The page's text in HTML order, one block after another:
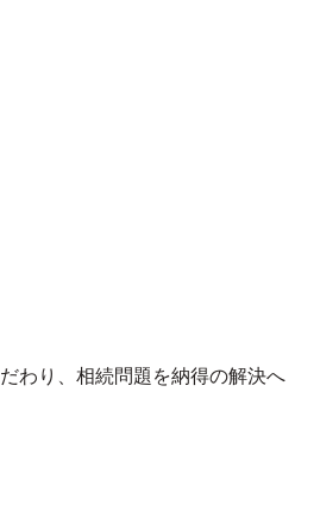
わり、相続問題を納得の解決へ